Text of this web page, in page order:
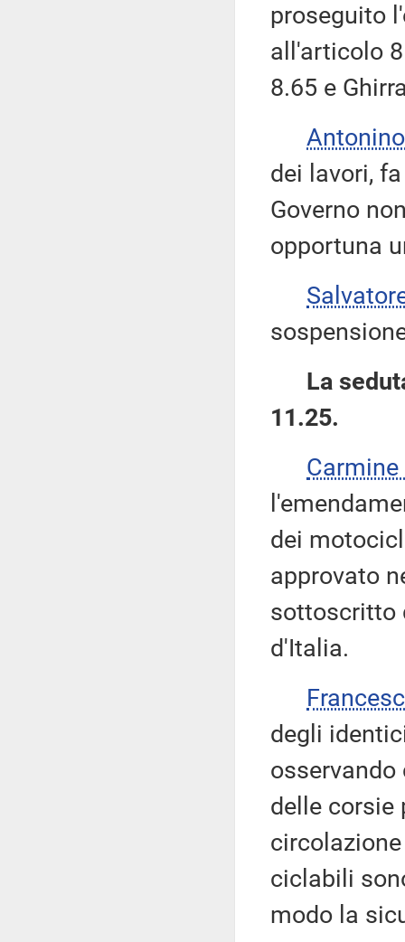
proseguito
all'articolo
8.65 e
dei lavori,
Governo
opportuna
La
11.25.
Carmine
dei
approvato
sottoscritto
d'Italia.
degli
delle corsie
ciclabili
modo la